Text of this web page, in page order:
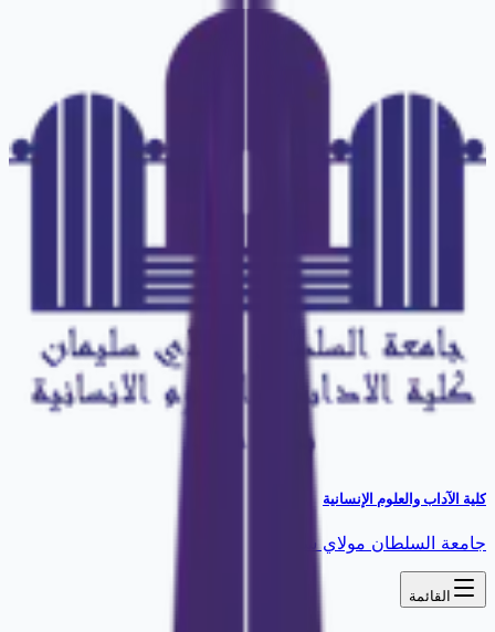
كلية الآداب والعلوم الإنسانية
جامعة السلطان مولاي سليمان
القائمة